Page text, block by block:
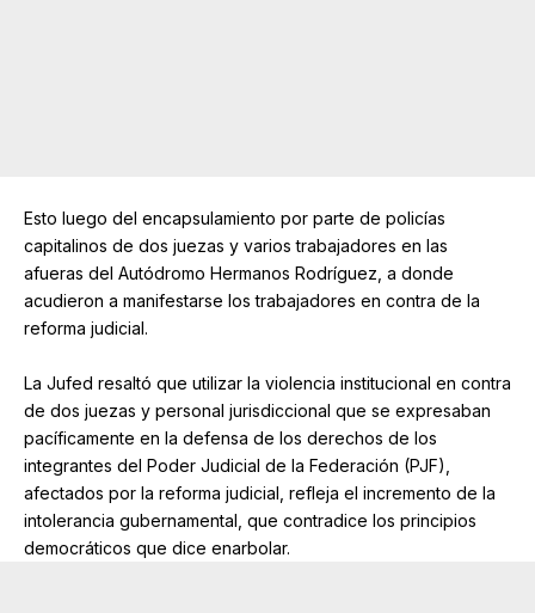
Esto luego del encapsulamiento por parte de policías
capitalinos de dos juezas y varios trabajadores en las
afueras del Autódromo Hermanos Rodríguez, a donde
acudieron a manifestarse los trabajadores en contra de la
reforma judicial.
La Jufed resaltó que utilizar la violencia institucional en contra
de dos juezas y personal jurisdiccional que se expresaban
pacíficamente en la defensa de los derechos de los
integrantes del Poder Judicial de la Federación (PJF),
afectados por la reforma judicial, refleja el incremento de la
intolerancia gubernamental, que contradice los principios
democráticos que dice enarbolar.